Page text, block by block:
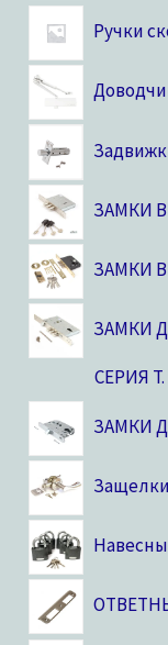
Ручки
ЗАМКИ
ЗАМКИ
ЗАМКИ
CЕРИЯ
ЗАМКИ
Защелки